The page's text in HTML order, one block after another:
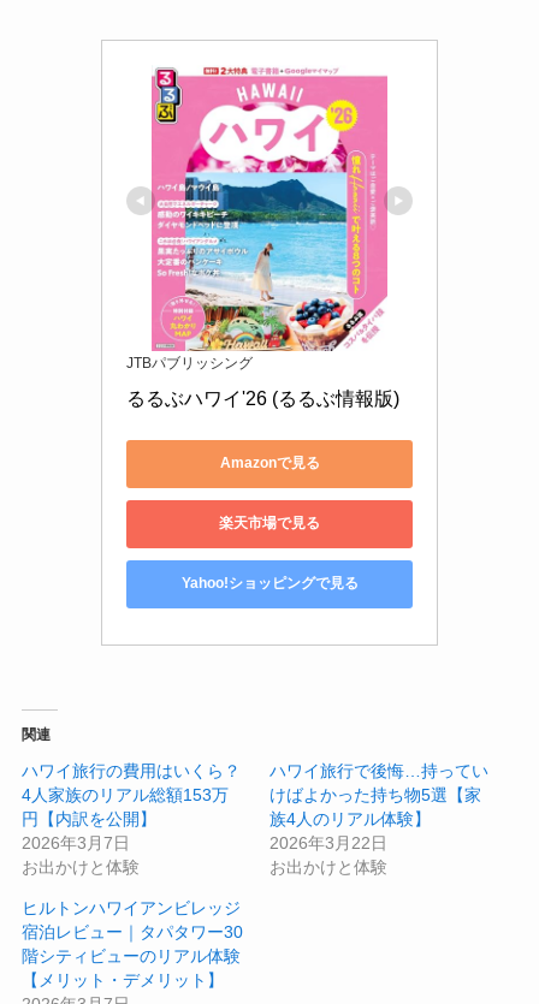
JTBパブリッシング
るるぶハワイ'26 (るるぶ情報版)
Amazonで見る
楽天市場で見る
Yahoo!ショッピングで見る
関連
ハワイ旅行の費用はいくら？
4人家族のリアル総額153万
円【内訳を公開】
2026年3月7日
お出かけと体験
ハワイ旅行で後悔…持ってい
けばよかった持ち物5選【家
族4人のリアル体験】
2026年3月22日
お出かけと体験
ヒルトンハワイアンビレッジ
宿泊レビュー｜タパタワー30
階シティビューのリアル体験
【メリット・デメリット】